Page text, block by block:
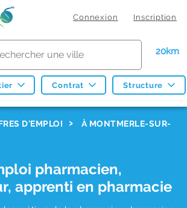
Connexion Inscription
20km
Contrat Structure
D'EMPLOI
À MONTMERLE-SUR-
pharmacien,
apprenti en pharmacie